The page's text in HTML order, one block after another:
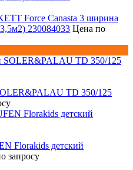
Force Canasta 3 ширина
230084033 Цена по
TD 350/125
Florakids детский
запросу